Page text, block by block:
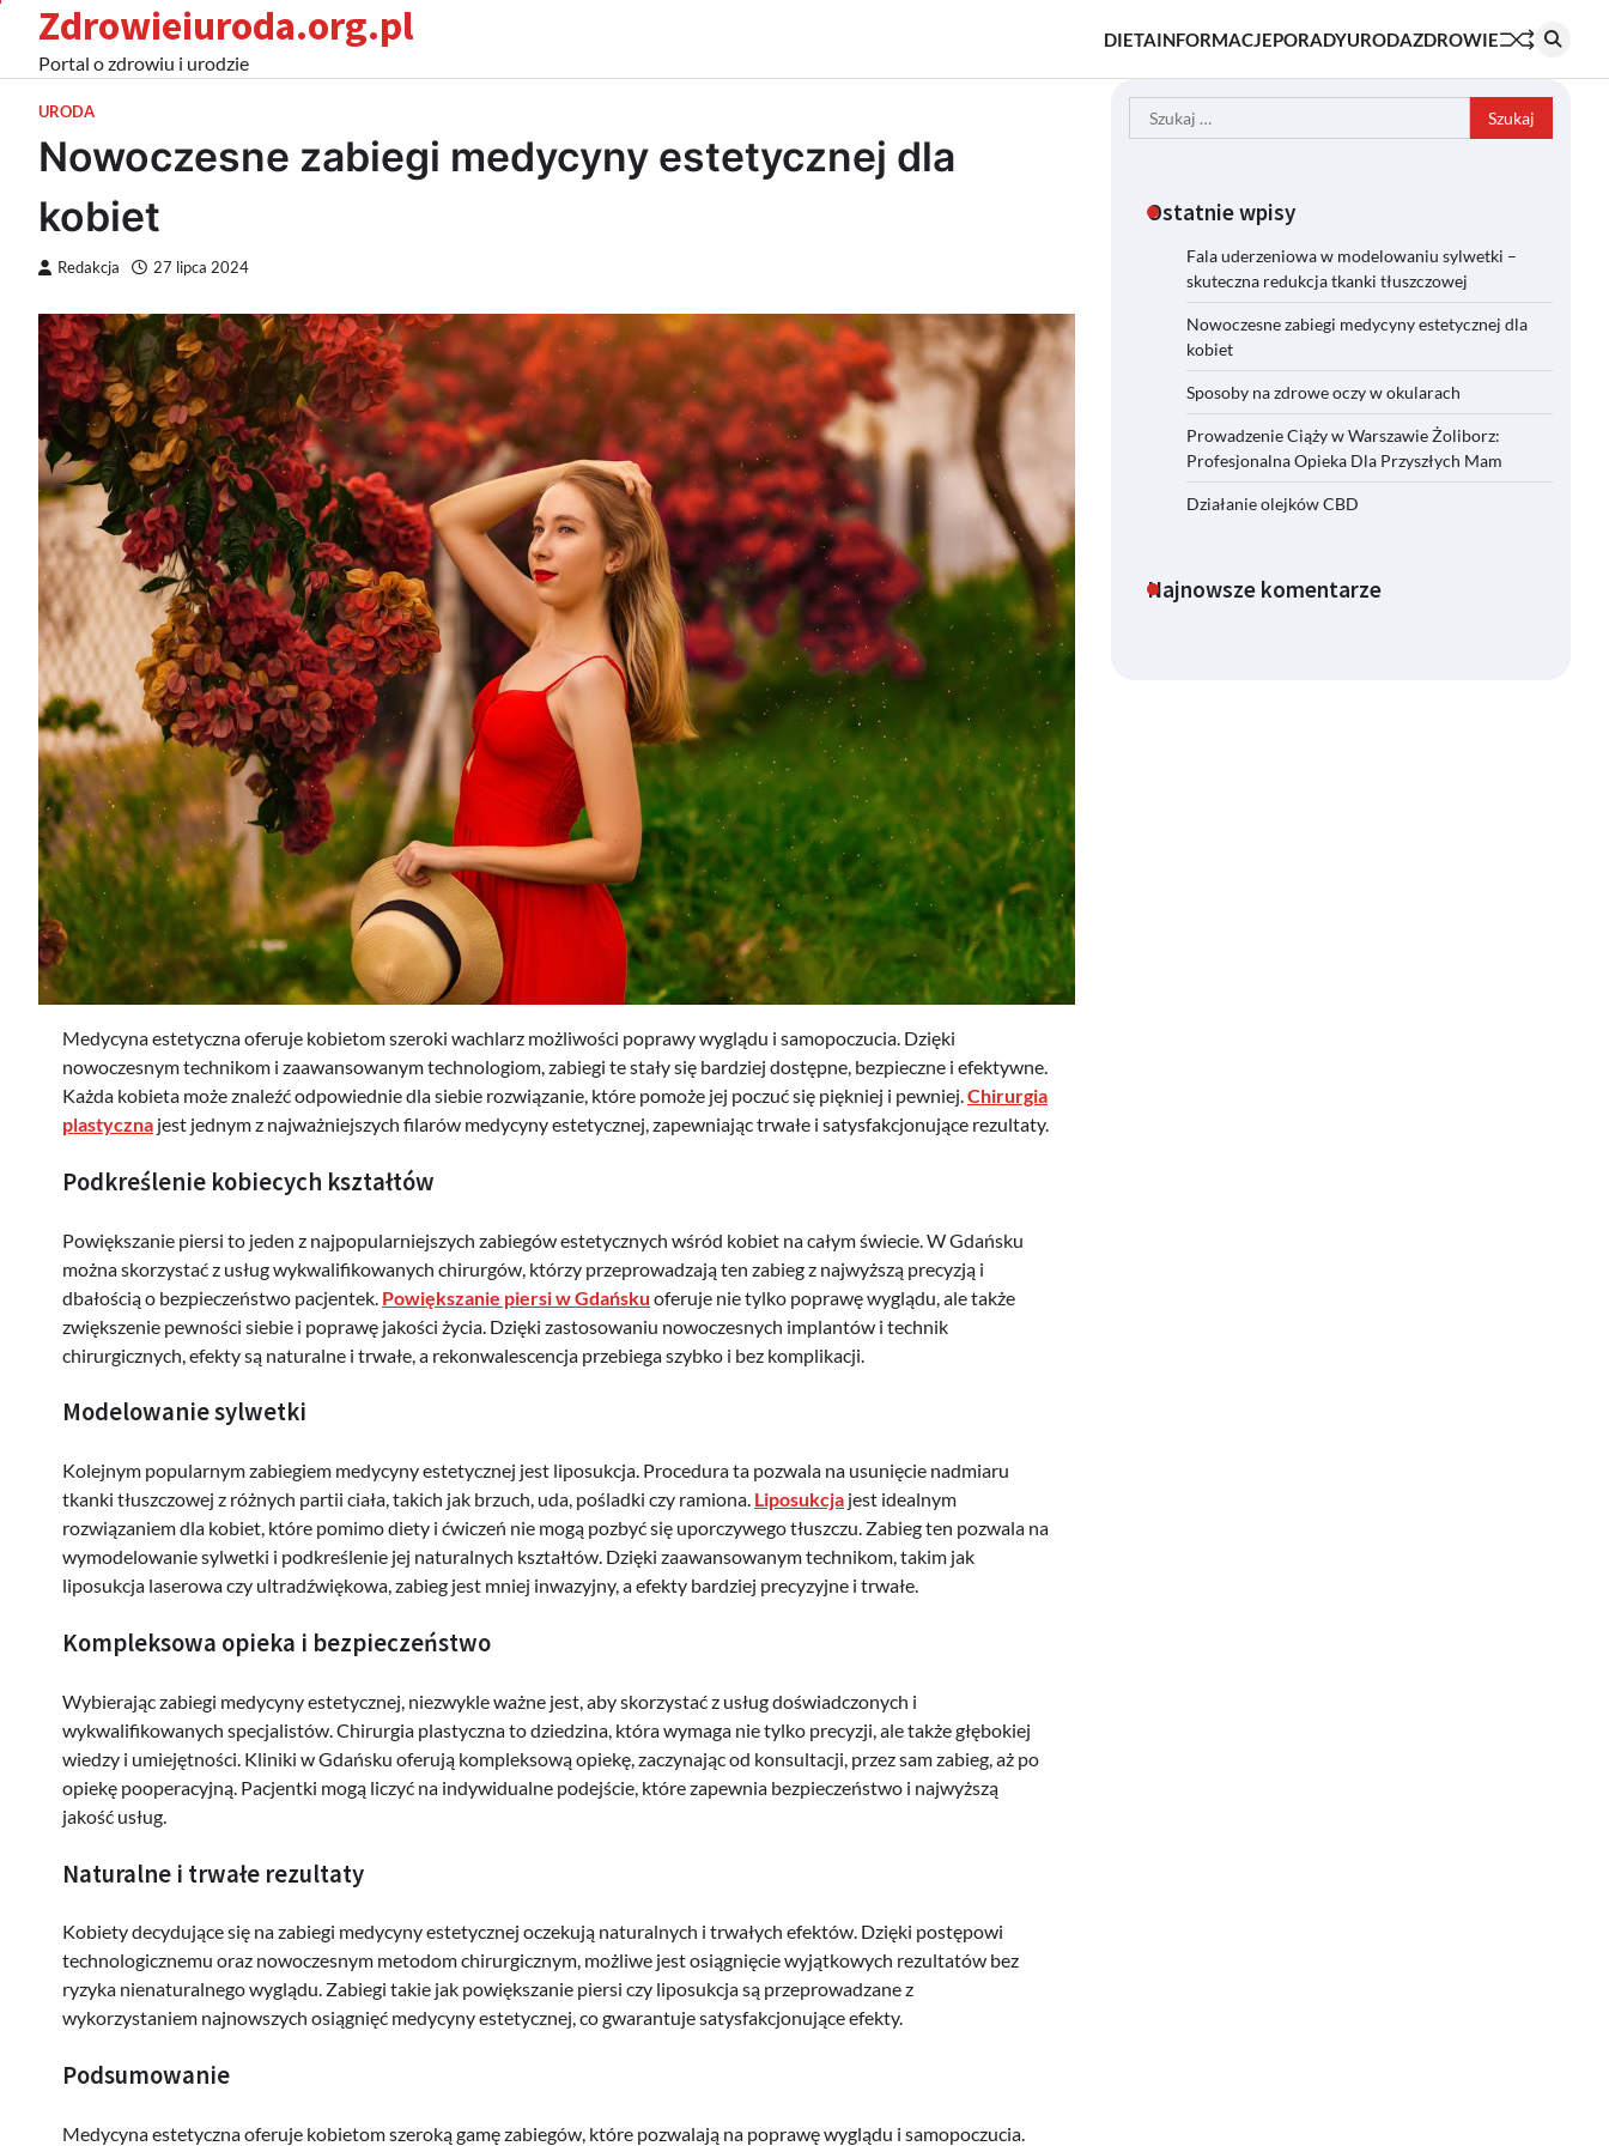
content
Zdrowieiuroda.org.pl
Portal o zdrowiu i urodzie
DIETAINFORMACJEPORADYURODAZDROWIE
URODA
Nowoczesne zabiegi medycyny estetycznej dla
kobiet
Redakcja 27 lipca 2024
Medycyna estetyczna oferuje kobietom szeroki wachlarz możliwości poprawy wyglądu i samopoczucia. Dzięki
nowoczesnym technikom i zaawansowanym technologiom, zabiegi te stały się bardziej dostępne, bezpieczne i efektywne.
Każda kobieta może znaleźć odpowiednie dla siebie rozwiązanie, które pomoże jej poczuć się piękniej i pewniej.Chirurgia
plastyczna jest jednym z najważniejszych filarów medycyny estetycznej, zapewniając trwałe i satysfakcjonujące rezultaty.
Podkreślenie kobiecych kształtów
Powiększanie piersi to jeden z najpopularniejszych zabiegów estetycznych wśród kobiet na całym świecie. W Gdańsku
można skorzystać z usług wykwalifikowanych chirurgów, którzy przeprowadzają ten zabieg z najwyższą precyzją i
dbałością o bezpieczeństwo pacjentek. Powiększanie piersi w Gdańsku oferuje nie tylko poprawę wyglądu, ale także
zwiększenie pewności siebie i poprawę jakości życia. Dzięki zastosowaniu nowoczesnych implantów i technik
chirurgicznych, efekty są naturalne i trwałe, a rekonwalescencja przebiega szybko i bez komplikacji.
Modelowanie sylwetki
Kolejnym popularnym zabiegiem medycyny estetycznej jest liposukcja. Procedura ta pozwala na usunięcie nadmiaru
tkanki tłuszczowej z różnych partii ciała, takich jak brzuch, uda, pośladki czy ramiona. Liposukcja jest idealnym
rozwiązaniem dla kobiet, które pomimo diety i ćwiczeń nie mogą pozbyć się uporczywego tłuszczu. Zabieg ten pozwala na
wymodelowanie sylwetki i podkreślenie jej naturalnych kształtów. Dzięki zaawansowanym technikom, takim jak
liposukcja laserowa czy ultradźwiękowa, zabieg jest mniej inwazyjny, a efekty bardziej precyzyjne i trwałe.
Kompleksowa opieka i bezpieczeństwo
Wybierając zabiegi medycyny estetycznej, niezwykle ważne jest, aby skorzystać z usług doświadczonych i
wykwalifikowanych specjalistów. Chirurgia plastyczna to dziedzina, która wymaga nie tylko precyzji, ale także głębokiej
wiedzy i umiejętności. Kliniki w Gdańsku oferują kompleksową opiekę, zaczynając od konsultacji, przez sam zabieg, aż po
opiekę pooperacyjną. Pacjentki mogą liczyć na indywidualne podejście, które zapewnia bezpieczeństwo i najwyższą
jakość usług.
Naturalne i trwałe rezultaty
Kobiety decydujące się na zabiegi medycyny estetycznej oczekują naturalnych i trwałych efektów. Dzięki postępowi
technologicznemu oraz nowoczesnym metodom chirurgicznym, możliwe jest osiągnięcie wyjątkowych rezultatów bez
ryzyka nienaturalnego wyglądu. Zabiegi takie jak powiększanie piersi czy liposukcja są przeprowadzane z
wykorzystaniem najnowszych osiągnięć medycyny estetycznej, co gwarantuje satysfakcjonujące efekty.
Podsumowanie
Medycyna estetyczna oferuje kobietom szeroką gamę zabiegów, które pozwalają na poprawę wyglądu i samopoczucia.
Szukaj:
Ostatnie wpisy
Fala uderzeniowa w modelowaniu sylwetki –
skuteczna redukcja tkanki tłuszczowej
Nowoczesne zabiegi medycyny estetycznej dla
kobiet
Sposoby na zdrowe oczy w okularach
Prowadzenie Ciąży w Warszawie Żoliborz:
Profesjonalna Opieka Dla Przyszłych Mam
Działanie olejków CBD
Najnowsze komentarze